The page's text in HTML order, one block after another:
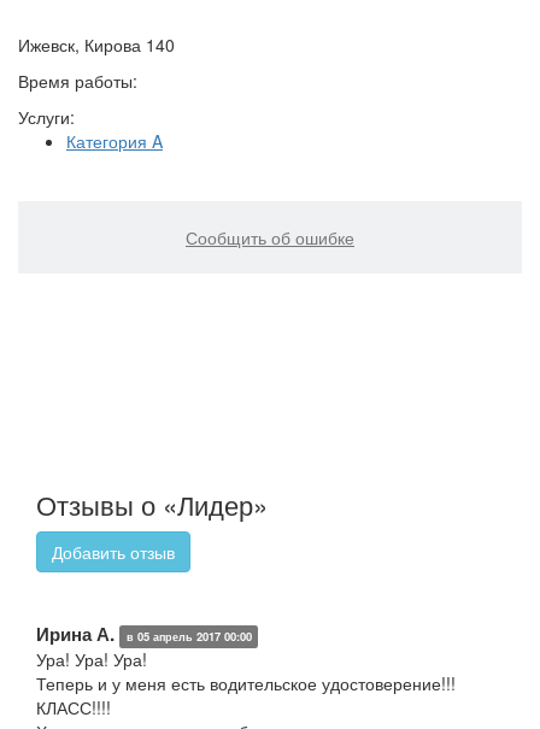
Ижевск, Кирова 140
Время работы:
Услуги:
Категория A
Сообщить об ошибке
Отзывы о «Лидер»
Добавить отзыв
Ирина А. в 05 апрель 2017 00:00
Ура! Ура! Ура!
Теперь и у меня есть водительское удостоверение!!!
КЛАСС!!!!